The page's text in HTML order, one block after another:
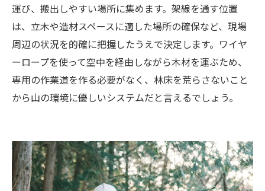
運び、搬出しやすい場所に集めます。架線を通す位置
は、立木や造材スペースに適した場所の確保など、現場
周辺の状況を的確に把握したうえで決定します。ワイヤ
ーロープを使って空中を経由しながら木材を運ぶため、
専用の作業道を作る必要がなく、林床を荒らさないこと
から山の環境に優しいシステムだと言えるでしょう。